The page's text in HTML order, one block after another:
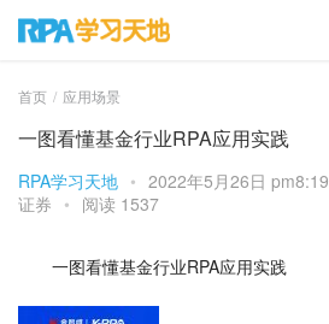
首页 应用场景
一图看懂基金行业RPA应用实践
RPA学习天地 • 2022年5月26日 pm8:19
证券 • 阅读 1537
一图看懂基金行业RPA应用实践